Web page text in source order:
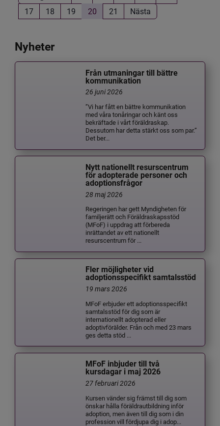
17
18 19 20 21 Nästa
Nyheter
Från utmaningar till bättre
kommunikation
26 juni 2026
”Vi har fått en bättre kommunikation
med våra tonåringar och känt oss
bekräftade i vårt föräldraskap.
Dessutom har detta stärkt oss som par.”
Det ber...
Nytt nationellt resurscentrum
för adopterade personer och
adoptionsfrågor
28 maj 2026
Regeringen har gett Myndigheten för
familjerätt och Föräldraskapsstöd
(MFoF) i uppdrag att förbereda
inrättandet av ett nationellt
resurscentrum för ...
Fler möjligheter vid
adoptionsspecifikt samtalsstöd
19 mars 2026
MFoF erbjuder ett adoptionsspecifikt
samtalsstöd för dig som är
internationellt adopterad eller
adoptivförälder. Från och med 23 mars
ges detta stöd ...
MFoF inbjuder till två
kursdagar i maj 2026
27 februari 2026
Kursen vänder sig främst till dig som
önskar hålla föräldrautbildning inför
adoption, men även till dig som i din
profession vill fördjupa dig i adop...